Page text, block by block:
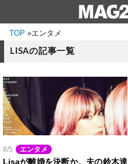
TOP »エンタメ
LISAの記事一覧
8/5 エンタメ
Lisaが離婚を決断か。夫の鈴木達